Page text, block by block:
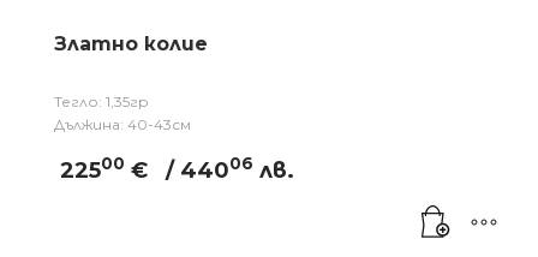
Златно колие
Тегло: 1,35гр
Дължина: 40-43см
22500 € / 44006 лв.